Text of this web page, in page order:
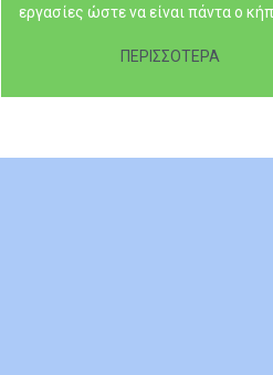
εργασίες ώστε να είναι πάντα ο
απολαμβάνετε όμορφες...
ΠΕΡΙΣΣΟΤΕΡΑ